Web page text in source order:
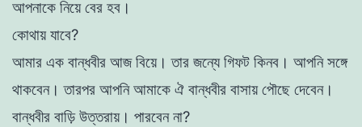
আপনাকে নিয়েবের হব ।
কোথায়যাবে?
আমার এক বান্ধবীর আজবিয়ে।তার জন্যেগিফট কিনব । আপনিসঙ্গে
থাকবেন।তারপর আপনিআমাকে ঐ বান্ধবীর বাসায়পৌছে দেবেন।
বান্ধবীর বাড়িউত্তরায়। পারবেননা?